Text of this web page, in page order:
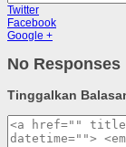
Twitter
Facebook
Google +
No Responses
Tinggalkan